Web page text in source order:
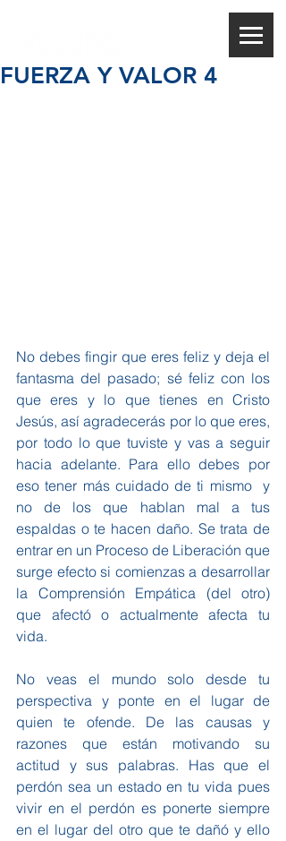
FUERZA Y VALOR 4
No debes fingir que eres feliz y deja el
fantasma del pasado; sé feliz con los
que eres y lo que tienes en Cristo
Jesús, así agradecerás por lo que eres,
por todo lo que tuviste y vas a seguir
hacia adelante. Para ello debes por
eso tener más cuidado de ti mismo  y
no de los que hablan mal a tus
espaldas o te hacen daño. Se trata de
entrar en un Proceso de Liberación que
surge efecto si comienzas a desarrollar
la Comprensión Empática (del otro)
que afectó o actualmente afecta tu
vida.
No veas el mundo solo desde tu
perspectiva y ponte en el lugar de
quien te ofende. De las causas y
razones que están motivando su
actitud y sus palabras. Has que el
perdón sea un estado en tu vida pues
vivir en el perdón es ponerte siempre
en el lugar del otro que te dañó y ello